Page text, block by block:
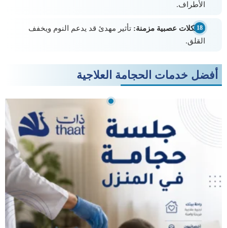
الأطراف.
مشكلات عصبية مزمنة: تأثير مهدئ قد يدعم النوم ويخفف
القلق.
أفضل خدمات الحجامة العلاجية